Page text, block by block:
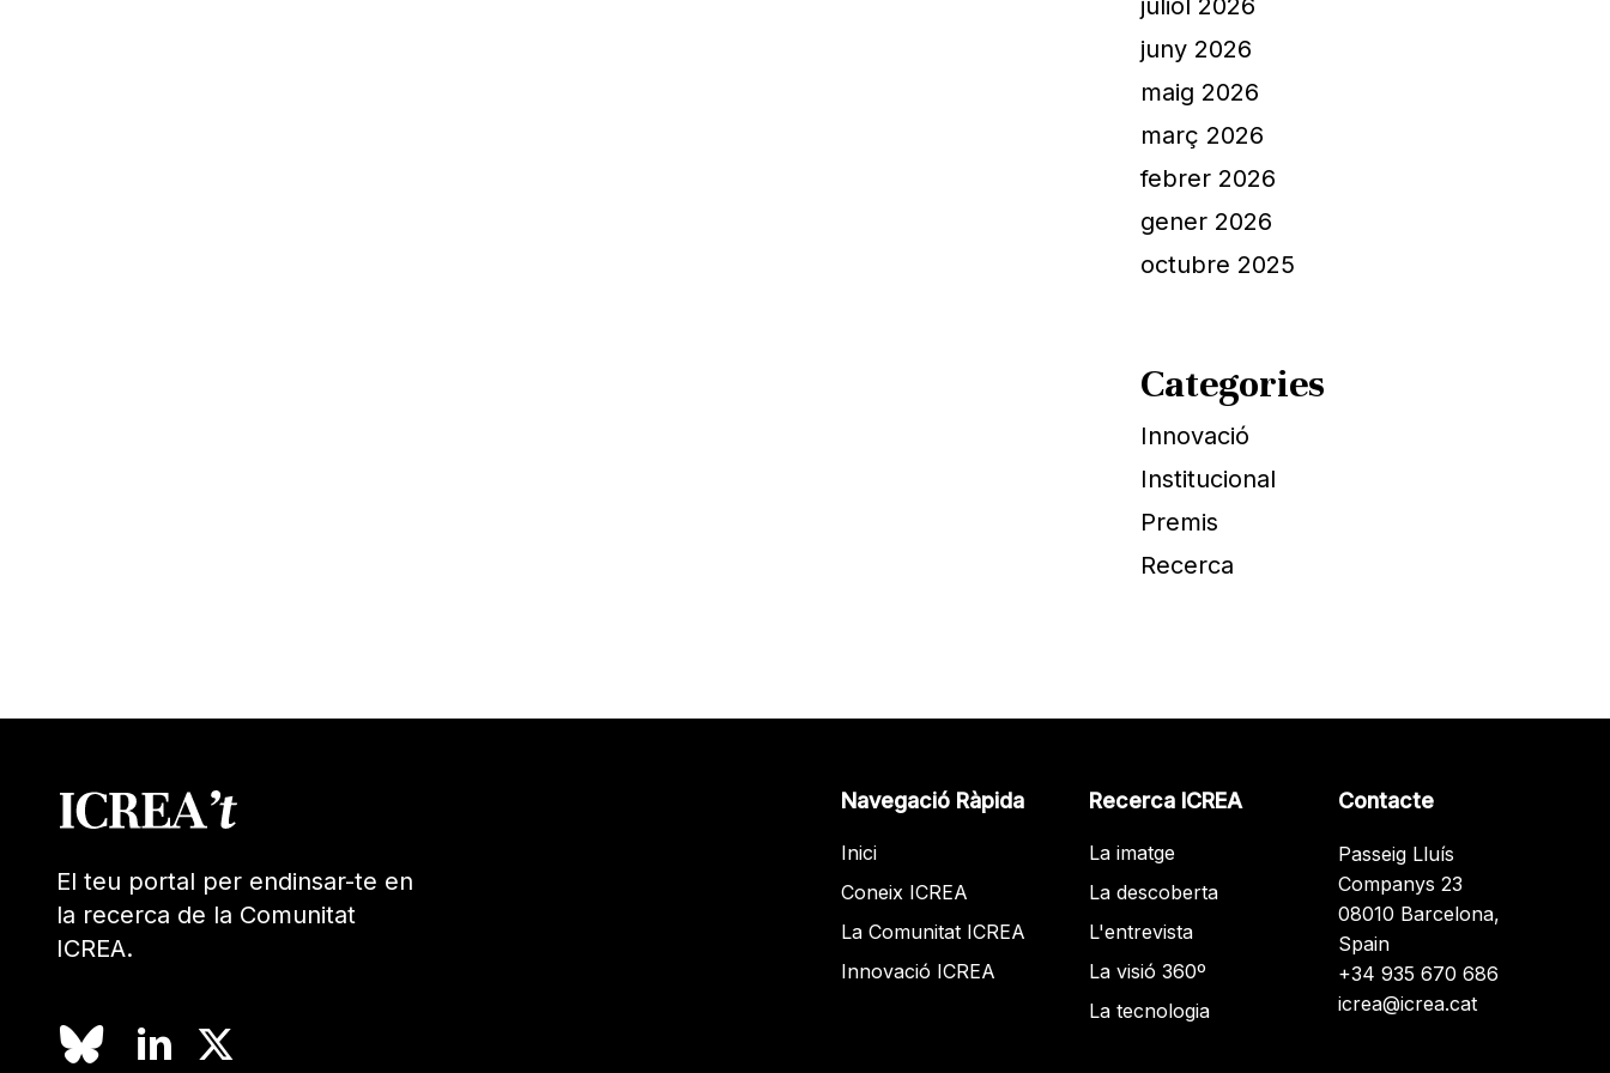
juliol 2026
juny 2026
maig 2026
març 2026
febrer 2026
gener 2026
octubre 2025
Categories
Innovació
Institucional
Premis
Recerca
El teu portal per endinsar-te en
la recerca de la Comunitat
ICREA.
Navegació Ràpida
Inici
Coneix ICREA
La Comunitat ICREA
Innovació ICREA
Recerca ICREA
La imatge
La descoberta
L'entrevista
La visió 360º
La tecnologia
Contacte
Passeig Lluís
Companys 23
08010 Barcelona,
Spain
+34 935 670 686
icrea@icrea.cat